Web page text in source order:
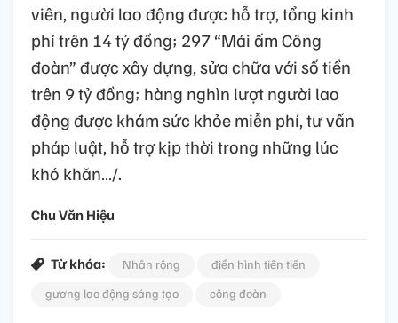
viên, người lao động được hỗ trợ, tổng kinh
phí trên 14 tỷ đồng; 297 “Mái ấm Công
đoàn” được xây dựng, sửa chữa với số tiền
trên 9 tỷ đồng; hàng nghìn lượt người lao
động được khám sức khỏe miễn phí, tư vấn
pháp luật, hỗ trợ kịp thời trong những lúc
khó khăn…/.
Chu Văn Hiệu
Từ khóa: Nhân rộng
điển hình tiên tiến
gương lao động sáng tạo
công đoàn